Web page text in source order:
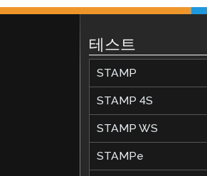
테스트
STAMP
STAMP 4S
STAMP WS
STAMPe